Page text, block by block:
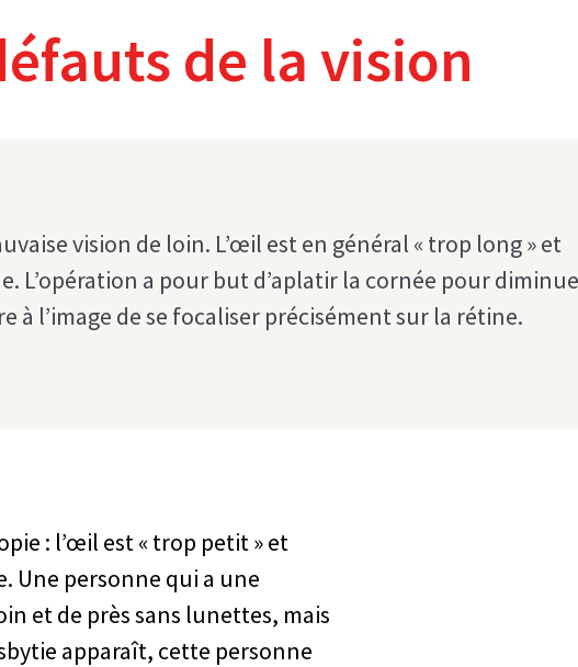
de la vision
vision de loin. L’œil est en général « trop long » et
L’opération a pour but d’aplatir la cornée pour
à l’image de se focaliser précisément sur la rétine.
: l’œil est « trop petit » et
Une personne qui a une
et de près sans lunettes, mais
apparaît, cette personne